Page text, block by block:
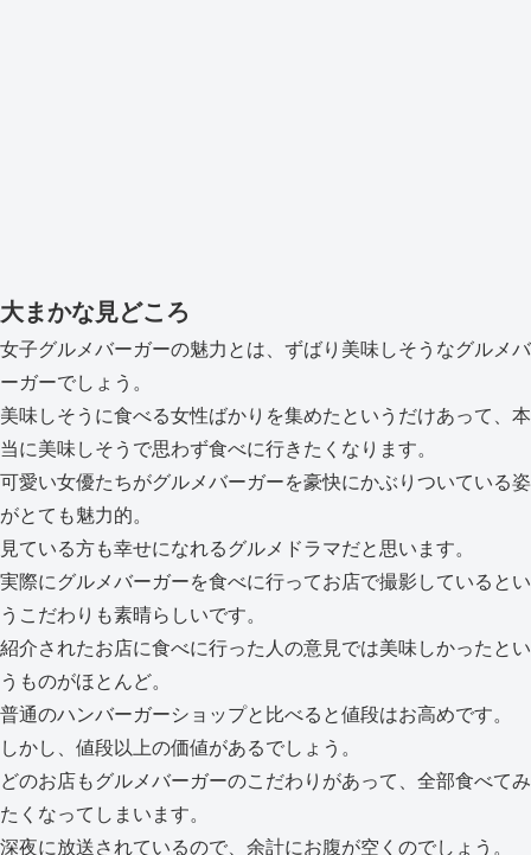
大まかな見どころ
女子グルメバーガーの魅力とは、ずばり美味しそうなグルメバ
ーガーでしょう。
美味しそうに食べる女性ばかりを集めたというだけあって、本
当に美味しそうで思わず食べに行きたくなります。
可愛い女優たちがグルメバーガーを豪快にかぶりついている姿
がとても魅力的。
見ている方も幸せになれるグルメドラマだと思います。
実際にグルメバーガーを食べに行ってお店で撮影しているとい
うこだわりも素晴らしいです。
紹介されたお店に食べに行った人の意見では美味しかったとい
うものがほとんど。
普通のハンバーガーショップと比べると値段はお高めです。
しかし、値段以上の価値があるでしょう。
どのお店もグルメバーガーのこだわりがあって、全部食べてみ
たくなってしまいます。
深夜に放送されているので、余計にお腹が空くのでしょう。